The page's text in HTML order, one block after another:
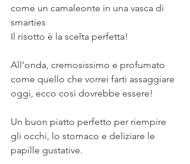
come un camaleonte in una vasca di
smarties
Il risotto è la scelta perfetta!
All’onda, cremosissimo e profumato
come quello che vorrei farti assaggiare
oggi, ecco così dovrebbe essere!
Un buon piatto perfetto per riempire
gli occhi, lo stomaco e deliziare le
papille gustative.